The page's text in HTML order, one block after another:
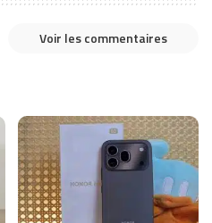
Voir les commentaires